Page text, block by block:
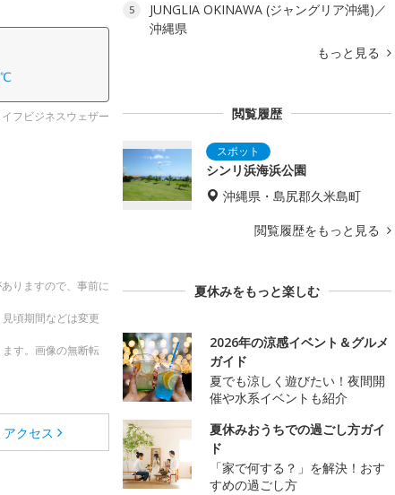
フビジネスウェザー
りますので、事前に
頃期間などは変更
す。画像の無断転
クセス
5
JUNGLIA OKINAWA (ジャングリア沖縄)／
沖縄県
もっと見る
閲覧履歴
シンリ浜海浜公園
沖縄県・島尻郡久米島町
閲覧履歴をもっと見る
夏休みをもっと楽しむ
2026年の涼感イベント＆グルメ
ガイド
夏でも涼しく遊びたい！夜間開
催や水系イベントも紹介
夏休みおうちでの過ごし方ガイ
ド
「家で何する？」を解決！おす
すめの過ごし方